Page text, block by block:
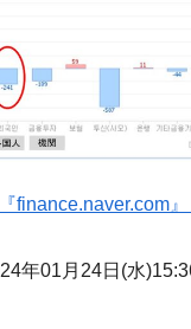
を蝕む。
製造業「半導体絶好
⇒ PSIが示す現況は決
韓激突案件】韓国消費
で猛暑。南東部では
年竣工と公示
『finance.naver.com
年01月24日(水